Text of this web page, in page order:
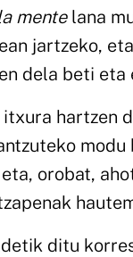
mentelana
jartzeko,
dela beti eta
hartzen
modu
orobat,
ditu